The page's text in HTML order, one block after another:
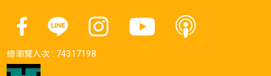
總瀏覽人次 : 74317198